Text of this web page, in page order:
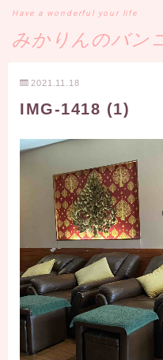
みかりんのバン
Have a wonderful your life
2021.11.18
IMG-1418 (1)